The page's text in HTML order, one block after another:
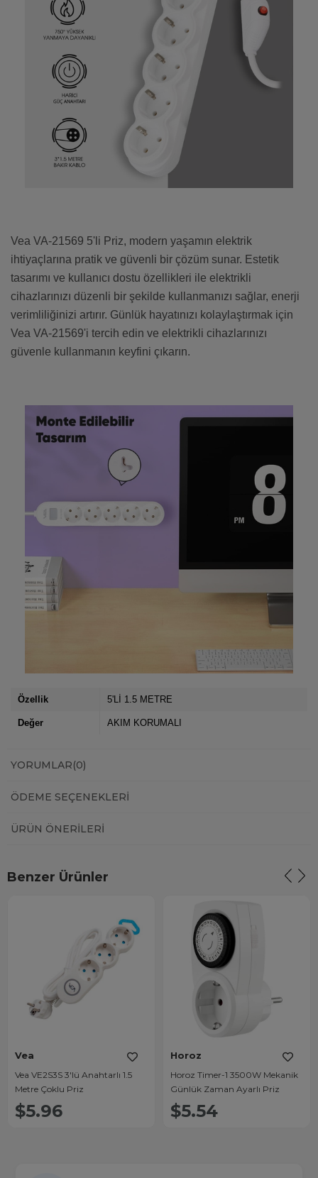
Vea VA-21569 5'li Priz, modern yaşamın elektrik
ihtiyaçlarına pratik ve güvenli bir çözüm sunar. Estetik
tasarımı ve kullanıcı dostu özellikleri ile elektrikli
cihazlarınızı düzenli bir şekilde kullanmanızı sağlar, enerji
verimliliğinizi artırır. Günlük hayatınızı kolaylaştırmak için
Vea VA-21569'i tercih edin ve elektrikli cihazlarınızı
güvenle kullanmanın keyfini çıkarın.
Özellik 5'Lİ 1.5 METRE
Değer AKIM KORUMALI
YORUMLAR(0)
ÖDEME SEÇENEKLERI
ÜRÜN ÖNERILERI
Benzer Ürünler
Vea
Vea VE2S3S 3'lü Anahtarlı 1.5
Metre Çoklu Priz
$5.96
Horoz
Horoz Timer-1 3500W Mekanik
Günlük Zaman Ayarlı Priz
$5.54